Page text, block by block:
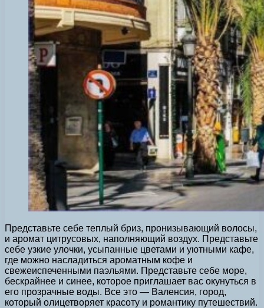
Представьте себе теплый бриз, пронизывающий волосы,
и аромат цитрусовых, наполняющий воздух. Представьте
себе узкие улочки, усыпанные цветами и уютными кафе,
где можно насладиться ароматным кофе и
свежеиспеченными паэльями. Представьте себе море,
бескрайнее и синее, которое приглашает вас окунуться в
его прозрачные воды. Все это — Валенсия, город,
который олицетворяет красоту и романтику путешествий.